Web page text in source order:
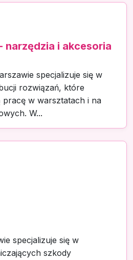
narzędzia i akcesoria
specjalizuje się w
rozwiązań, które
w warsztatach i na
W...
specjalizuje się w
szkody